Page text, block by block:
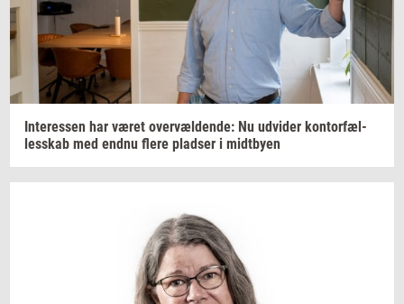
In­ter­es­sen har været over­væl­den­de: Nu ud­vi­der kon­tor­fæl­
les­skab med endnu flere plad­ser i midt­by­en